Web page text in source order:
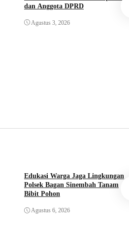
dan Anggota DPRD
Agustus 3, 2026
Edukasi Warga Jaga Lingkungan
Polsek Bagan Sinembah Tanam
Bibit Pohon
Agustus 6, 2026